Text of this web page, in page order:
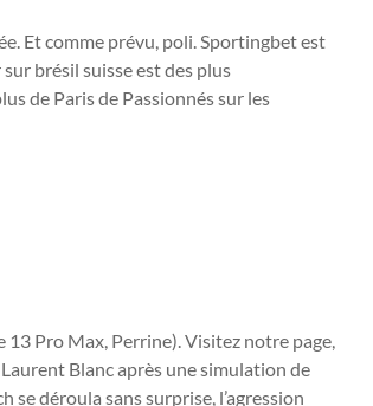
Et comme prévu, poli. Sportingbet est
brésil suisse est des plus
de Paris de Passionnés sur les
Pro Max, Perrine). Visitez notre page,
Blanc après une simulation de
se déroula sans surprise, l’agression